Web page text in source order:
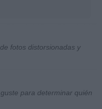
fotos distorsionadas y
para determinar quién